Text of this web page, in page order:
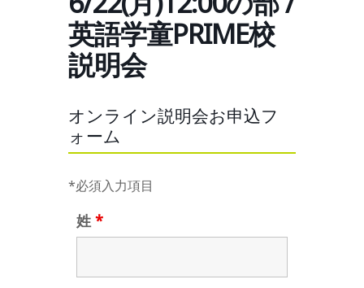
英語学童PRIME校
説明会
オンライン説明会お申込フ
ォーム
*必須入力項目
姓 *